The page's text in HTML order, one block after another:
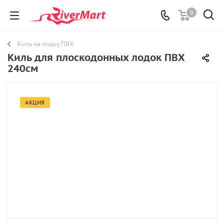
0
Киль на лодку ПВХ
Киль для плоскодонных лодок ПВХ
240см
АКЦИЯ